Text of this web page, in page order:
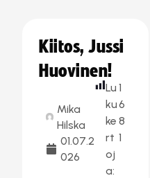
Kiitos, Jussi
Huovinen!
Mika
Hilska
01.07.2
026
Lu
ku
ke
rt
oj
a:
1
6
8
1